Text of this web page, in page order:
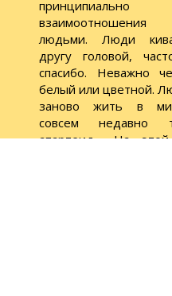
людьми. Люди
другу головой,
спасибо. Неважно
белый или цветной.
заново жить в
совсем недавно
апартеид... На